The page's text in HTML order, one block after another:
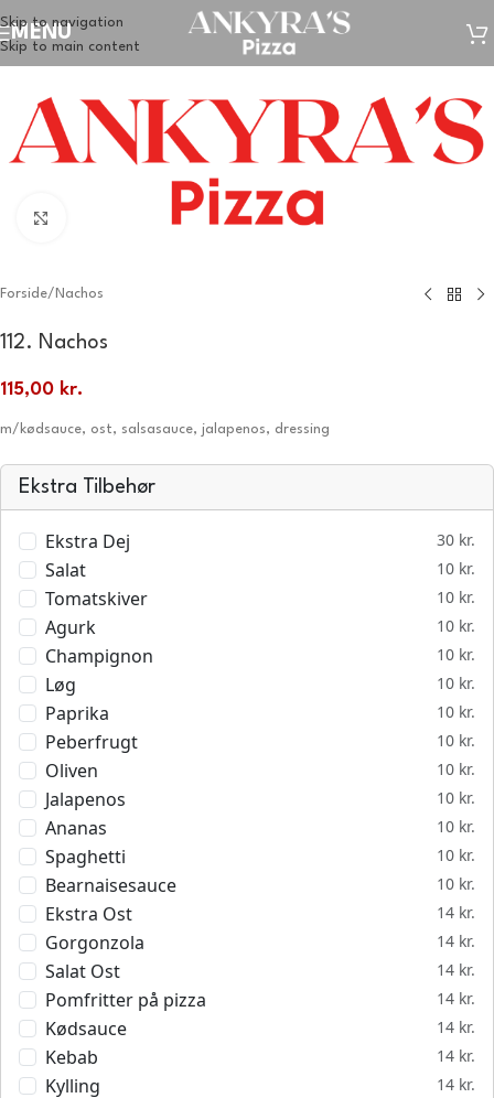
Skip to navigation
Skip to main content
MENU
Forside/ Nachos
112. Nachos
115,00 kr.
m/kødsauce, ost, salsasauce, jalapenos, dressing